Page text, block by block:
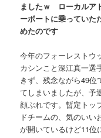
ましたｗ ローカルア
ーボートに乗っていた
めたのです
今年のフォーレストウ
カシンこと深江真一選
きず、残念ながら49位
てしまいましたが、予
顔ぶれです。暫定トッ
ドチームの、気のい
が開いているけど11位